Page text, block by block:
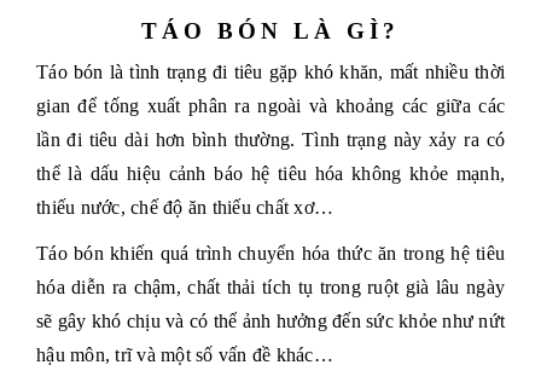
TÁO BÓN LÀ GÌ?
Táo bón là tình trạng đi tiêu gặp khó khăn, mất nhiều thời
gian để tống xuất phân ra ngoài và khoảng các giữa các
lần đi tiêu dài hơn bình thường. Tình trạng này xảy ra có
thể là dấu hiệu cảnh báo hệ tiêu hóa không khỏe mạnh,
thiếu nước, chế độ ăn thiếu chất xơ…
Táo bón khiến quá trình chuyển hóa thức ăn trong hệ tiêu
hóa diễn ra chậm, chất thải tích tụ trong ruột già lâu ngày
sẽ gây khó chịu và có thể ảnh hưởng đến sức khỏe như nứt
hậu môn, trĩ và một số vấn đề khác…